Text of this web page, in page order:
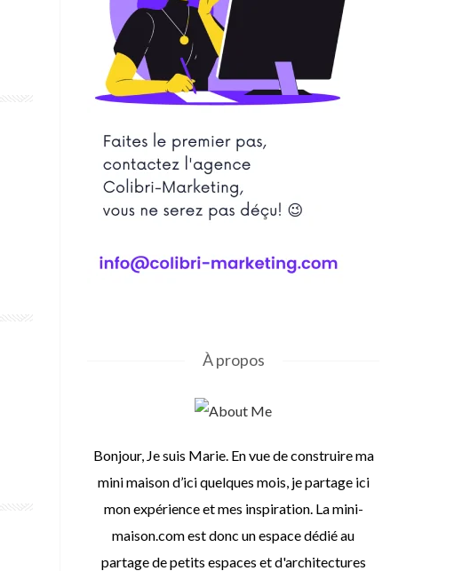
À propos
Bonjour, Je suis Marie. En vue de construire ma
mini maison d’ici quelques mois, je partage ici
mon expérience et mes inspiration. La mini-
maison.com est donc un espace dédié au
partage de petits espaces et d'architectures